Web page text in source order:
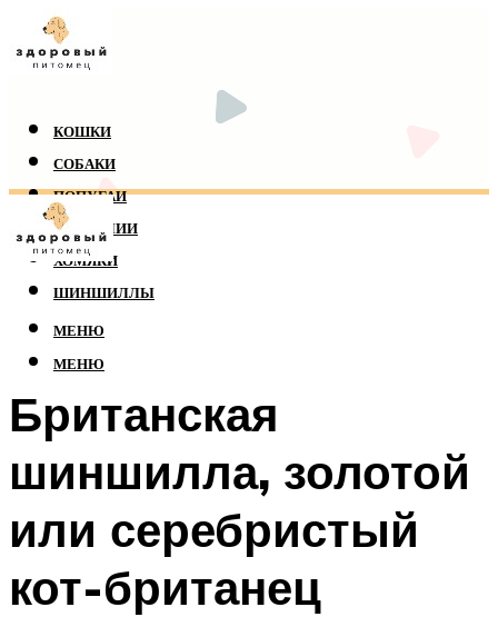
КОШКИ
СОБАКИ
ПОПУГАИ
РЕПТИЛИИ
ХОМЯКИ
ШИНШИЛЛЫ
МЕНЮ
МЕНЮ
Британская
шиншилла, золотой
или серебристый
кот-британец